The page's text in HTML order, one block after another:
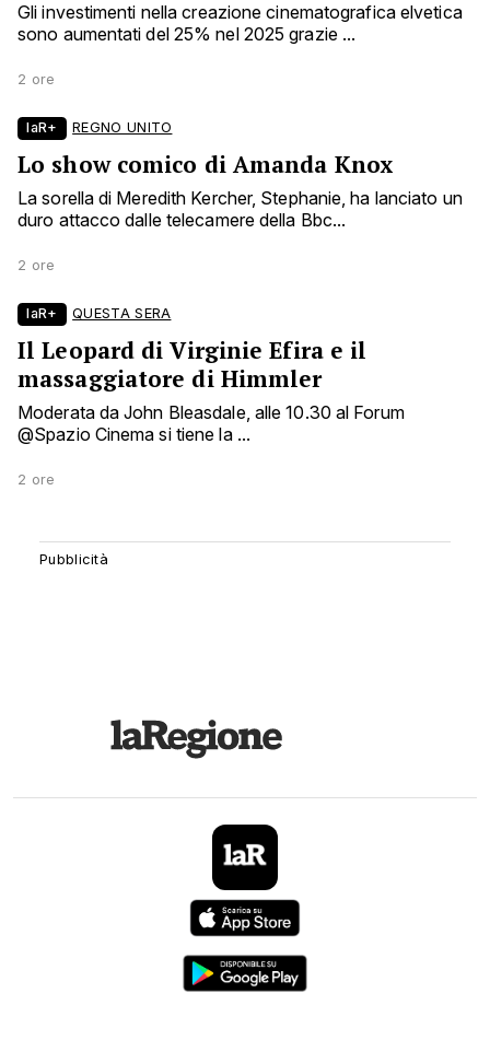
Gli investimenti nella creazione cinematografica elvetica
sono aumentati del 25% nel 2025 grazie ...
2 ore
laR+ REGNO UNITO
Lo show comico di Amanda Knox
La sorella di Meredith Kercher, Stephanie, ha lanciato un
duro attacco dalle telecamere della Bbc...
2 ore
laR+ QUESTA SERA
Il Leopard di Virginie Efira e il
massaggiatore di Himmler
Moderata da John Bleasdale, alle 10.30 al Forum
@Spazio Cinema si tiene la ...
2 ore